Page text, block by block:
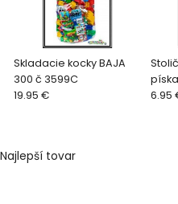
Skladacie kocky BAJA
300 č 3599C
19.95 €
cm č
6.95
Najlepší tovar